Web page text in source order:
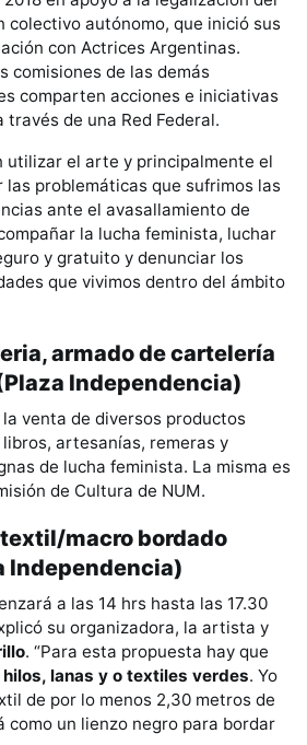
colectivo autónomo, que inició sus
con Actrices Argentinas.
comisiones de las demás
comparten acciones e iniciativas
de una Red Federal.
utilizar el arte y principalmente el
problemáticas que sufrimos las
ante el avasallamiento de
la lucha feminista, luchar
y gratuito y denunciar los
que vivimos dentro del ámbito
armado de cartelería
Independencia)
venta de diversos productos
artesanías, remeras y
de lucha feminista. La misma es
de Cultura de NUM.
macro bordado
Independencia)
a las 14 hrs hasta las 17.30
su organizadora, la artista y
. “Para esta propuesta hay que
lanas y o textiles verdes. Yo
de por lo menos 2,30 metros de
como un lienzo negro para bordar